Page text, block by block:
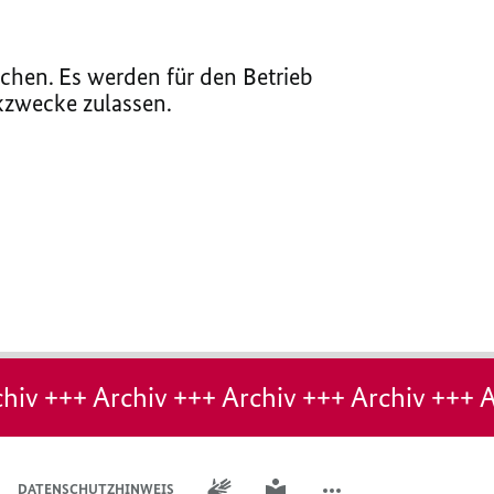
Es werden für den Betrieb
zulassen.
+++ Archiv +++ Archiv +++ Archiv
DATENSCHUTZHINWEIS GEBÄRDENSPRACHE
LEICHTE SPRACHE